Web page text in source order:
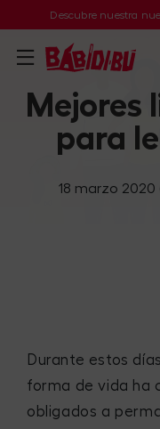
Descubre nuestra
Mejores
para
18 marzo 2020
Durante estos
forma de vida ha
obligados a